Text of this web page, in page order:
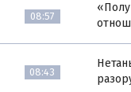
08:57
08:43